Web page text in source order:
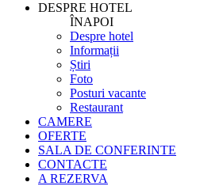
DESPRE HOTEL
ÎNAPOI
Despre hotel
Informații
Știri
Foto
Posturi vacante
Restaurant
CAMERE
OFERTE
SALA DE CONFERINTE
CONTACTE
A REZERVA